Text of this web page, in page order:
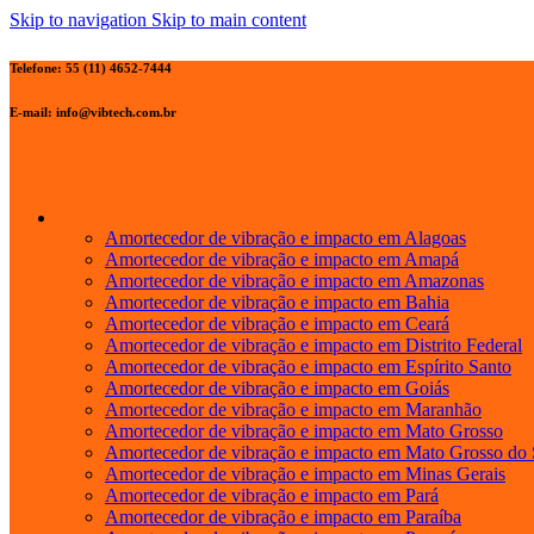
Skip to navigation Skip to main content
Telefone: 55 (11) 4652-7444
E-mail: info@vibtech.com.br
Amortecedor de vibração e impacto em Alagoas
Amortecedor de vibração e impacto em Amapá
Amortecedor de vibração e impacto em Amazonas
Amortecedor de vibração e impacto em Bahia
Amortecedor de vibração e impacto em Ceará
Amortecedor de vibração e impacto em Distrito Federal
Amortecedor de vibração e impacto em Espírito Santo
Amortecedor de vibração e impacto em Goiás
Amortecedor de vibração e impacto em Maranhão
Amortecedor de vibração e impacto em Mato Grosso
Amortecedor de vibração e impacto em Mato Grosso do
Amortecedor de vibração e impacto em Minas Gerais
Amortecedor de vibração e impacto em Pará
Amortecedor de vibração e impacto em Paraíba